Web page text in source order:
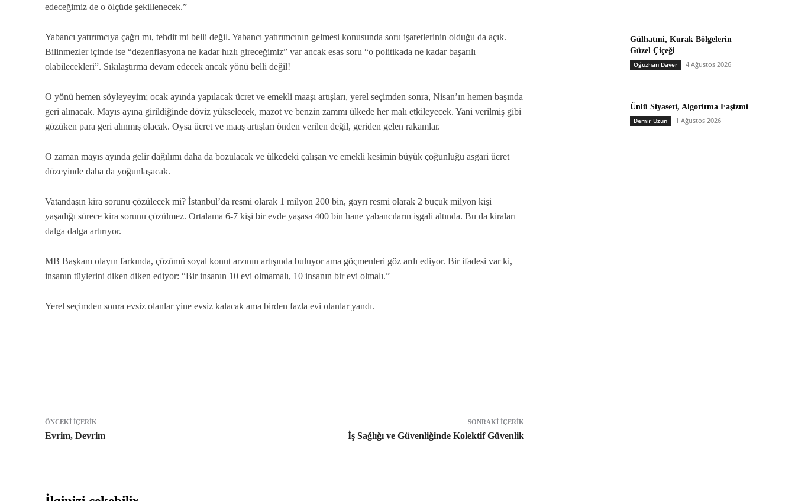
edeceğimiz de o ölçüde şekillenecek.”
Yabancı yatırımcıya çağrı mı, tehdit mi belli değil. Yabancı yatırımcının gelmesi konusunda soru işaretlerinin olduğu da açık.
Bilinmezler içinde ise “dezenflasyona ne kadar hızlı gireceğimiz” var ancak esas soru “o politikada ne kadar başarılı
olabilecekleri”. Sıkılaştırma devam edecek ancak yönü belli değil!
O yönü hemen söyleyeyim; ocak ayında yapılacak ücret ve emekli maaşı artışları, yerel seçimden sonra, Nisan’ın hemen başında
geri alınacak. Mayıs ayına girildiğinde döviz yükselecek, mazot ve benzin zammı ülkede her malı etkileyecek. Yani verilmiş gibi
gözüken para geri alınmış olacak. Oysa ücret ve maaş artışları önden verilen değil, geriden gelen rakamlar.
O zaman mayıs ayında gelir dağılımı daha da bozulacak ve ülkedeki çalışan ve emekli kesimin büyük çoğunluğu asgari ücret
düzeyinde daha da yoğunlaşacak.
Vatandaşın kira sorunu çözülecek mi? İstanbul’da resmi olarak 1 milyon 200 bin, gayrı resmi olarak 2 buçuk milyon kişi
yaşadığı sürece kira sorunu çözülmez. Ortalama 6-7 kişi bir evde yaşasa 400 bin hane yabancıların işgali altında. Bu da kiraları
dalga dalga artırıyor.
MB Başkanı olayın farkında, çözümü soyal konut arzının artışında buluyor ama göçmenleri göz ardı ediyor. Bir ifadesi var ki,
insanın tüylerini diken diken ediyor: “Bir insanın 10 evi olmamalı, 10 insanın bir evi olmalı.”
Yerel seçimden sonra evsiz olanlar yine evsiz kalacak ama birden fazla evi olanlar yandı.
ÖNCEKI İÇERIK
Evrim, Devrim
SONRAKI İÇERIK
İş Sağlığı ve Güvenliğinde Kolektif Güvenlik
Gülhatmi, Kurak Bölgelerin
Güzel Çiçeği
Oğuzhan Daver 4 Ağustos 2026
Ünlü Siyaseti, Algoritma Faşizmi
Demir Uzun 1 Ağustos 2026